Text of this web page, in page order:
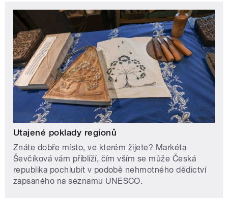
Utajené poklady regionů
Znáte dobře místo, ve kterém žijete? Markéta
Ševčíková vám přiblíží, čím vším se může Česká
republika pochlubit v podobě nehmotného dědictví
zapsaného na seznamu UNESCO.